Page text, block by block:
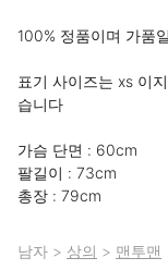
100% 정품이며 가품
표기 사이즈는 xs 이
습니다
가슴 단면 : 60cm
팔길이 : 73cm
총장 : 79cm
남자 > 상의 > 맨투맨